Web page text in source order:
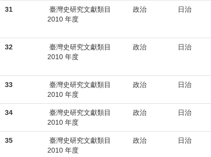
31
臺灣史研究文獻類目
2010 年度
政治 日治
32
臺灣史研究文獻類目
2010 年度
政治 日治
33
臺灣史研究文獻類目
2010 年度
政治 日治
34
臺灣史研究文獻類目
2010 年度
政治 日治
35
臺灣史研究文獻類目
2010 年度
政治 日治